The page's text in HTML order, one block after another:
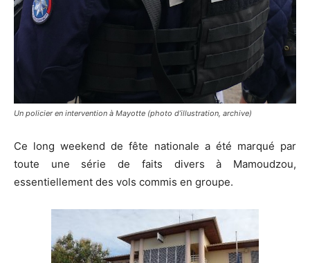
Un policier en intervention à Mayotte (photo d’illustration, archive)
Ce long weekend de fête nationale a été marqué par
toute une série de faits divers à Mamoudzou,
essentiellement des vols commis en groupe.